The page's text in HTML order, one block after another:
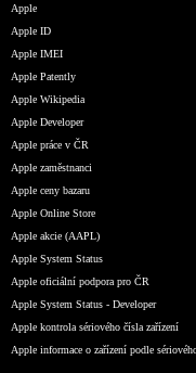
Apple
Apple ID
Apple IMEI
Apple Patently
Apple Wikipedia
Apple Developer
Apple práce v ČR
Apple zaměstnanci
Apple ceny bazaru
Apple Online Store
Apple akcie (AAPL)
Apple System Status
Apple oficiální podpora pro ČR
Apple System Status - Developer
Apple kontrola sériového čísla zařízení
Apple informace o zařízení podle